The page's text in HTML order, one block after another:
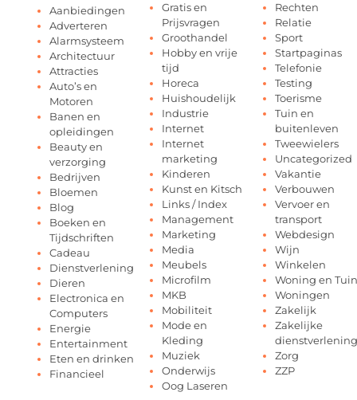
Aanbiedingen
Adverteren
Alarmsysteem
Architectuur
Attracties
Auto’s en
Motoren
Banen en
opleidingen
Beauty en
verzorging
Bedrijven
Bloemen
Blog
Boeken en
Tijdschriften
Cadeau
Dienstverlening
Dieren
Electronica en
Computers
Energie
Entertainment
Eten en drinken
Financieel
Gratis en
Prijsvragen
Groothandel
Hobby en vrije
tijd
Horeca
Huishoudelijk
Industrie
Internet
Internet
marketing
Kinderen
Kunst en Kitsch
Links / Index
Management
Marketing
Media
Meubels
Microfilm
MKB
Mobiliteit
Mode en
Kleding
Muziek
Onderwijs
Oog Laseren
Rechten
Relatie
Sport
Startpaginas
Telefonie
Testing
Toerisme
Tuin en
buitenleven
Tweewielers
Uncategorized
Vakantie
Verbouwen
Vervoer en
transport
Webdesign
Wijn
Winkelen
Woning en Tuin
Woningen
Zakelijk
Zakelijke
dienstverlening
Zorg
ZZP